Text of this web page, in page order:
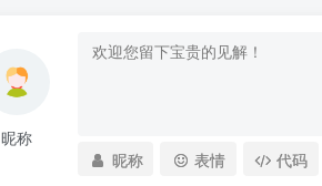
昵称
昵称 表情 代码